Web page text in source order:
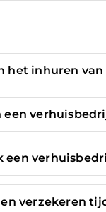
het inhuren
een
een
verzekeren